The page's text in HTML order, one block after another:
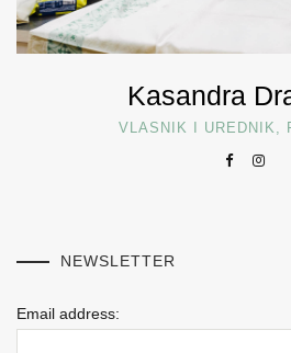
Kasandra
VLASNIK I UREDNIK,
NEWSLETTER
Email address: